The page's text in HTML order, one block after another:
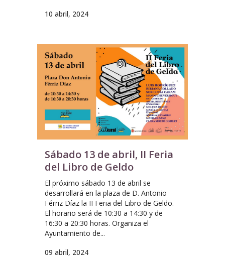
10 abril, 2024
Sábado 13 de abril, II Feria
del Libro de Geldo
El próximo sábado 13 de abril se
desarrollará en la plaza de D. Antonio
Férriz Díaz la II Feria del Libro de Geldo.
El horario será de 10:30 a 14:30 y de
16:30 a 20:30 horas. Organiza el
Ayuntamiento de...
09 abril, 2024